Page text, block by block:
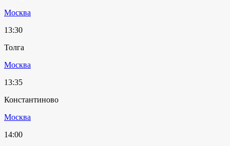
Москва
13:30
Толга
Москва
13:35
Константиново
Москва
14:00